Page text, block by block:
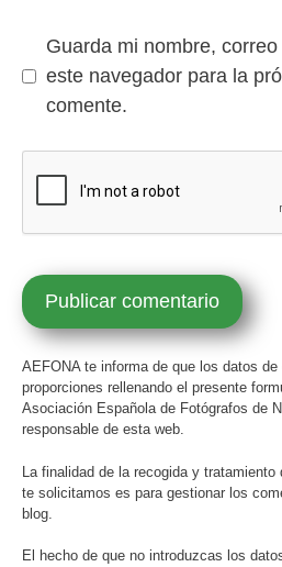
Guarda mi nombre,
este navegador para la
comente.
AEFONA te informa de que los datos
proporciones rellenando el presente
Asociación Española de Fotógrafos de
responsable de esta web.
La finalidad de la recogida y
te solicitamos es para gestionar los
blog.
El hecho de que no introduzcas los